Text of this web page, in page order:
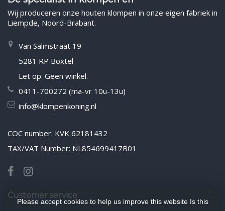
Wij produceren onze houten klompen in onze eigen fabriek in
Liempde, Noord-Brabant.
Van Salmstraat 19
5281 RP Boxtel
Let op: Geen winkel.
0411-700272 (ma-vr 10u-13u)
info@klompenkoning.nl
COC number: KVK 62181432
TAX/VAT Number: NL854699417B01
Customer service
Please accept cookies to help us improve this website Is this